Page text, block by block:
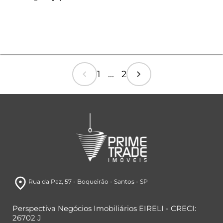
chevron_left 1 ... 2 chevron_right
room Rua da Paz, 57- Boqueirão - Santos- SP
Perspectiva Negócios Imobiliários EIRELI - CRECI:
26702 J